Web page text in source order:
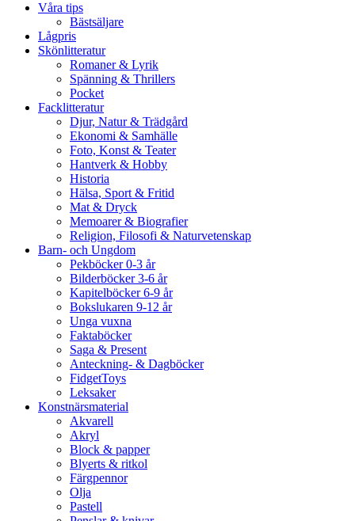
Våra tips
Bästsäljare
Lågpris
Skönlitteratur
Romaner & Lyrik
Spänning & Thrillers
Pocket
Facklitteratur
Djur, Natur & Trädgård
Ekonomi & Samhälle
Foto, Konst & Teater
Hantverk & Hobby
Historia
Hälsa, Sport & Fritid
Mat & Dryck
Memoarer & Biografier
Religion, Filosofi & Naturvetenskap
Barn- och Ungdom
Pekböcker 0-3 år
Bilderböcker 3-6 år
Kapitelböcker 6-9 år
Bokslukaren 9-12 år
Unga vuxna
Faktaböcker
Saga & Present
Anteckning- & Dagböcker
FidgetToys
Leksaker
Konstnärsmaterial
Akvarell
Akryl
Block & papper
Blyerts & ritkol
Färgpennor
Olja
Pastell